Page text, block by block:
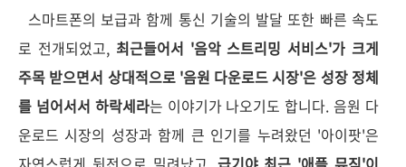
스마트폰의 보급과 함께 통신 기술의 발달 또한 빠른 속도
로 전개되었고, 최근들어서 '음악 스트리밍 서비스'가 크게
주목 받으면서 상대적으로 '음원 다운로드 시장'은 성장 정체
를 넘어서서 하락세라는 이야기가 나오기도 합니다. 음원 다
운로드 시장의 성장과 함께 큰 인기를 누려왔던 '아이팟'은